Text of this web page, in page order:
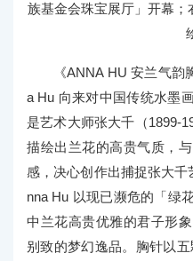
族基金会珠宝展厅」开幕
《ANNA HU 安兰气
a Hu 向来对中国传统水墨
是艺术大师张大千（1899-
描绘出兰花的高贵气质，
感，决心创作出捕捉张大
nna Hu 以现已濒危的「绿
中兰花高贵优雅的君子形
别致的梦幻逸品。胸针以